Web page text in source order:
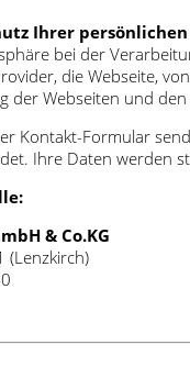
Ihrer
bei der
die Webseite,
der Webseiten und
Kontakt-Formular
Ihre Daten werden
& Co.KG
(Lenzkirch)